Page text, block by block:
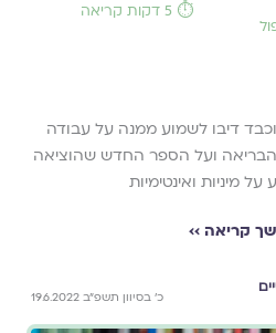
⏱️ 5 דקות קריאה
דיבו לשמוע ממנה על עבודה
הבריאה ועל הספר החדש שהוציאה
מיניות ואינטימיות
קריאה ››
כ׳ בסיוון תשפ״ב 19.6.2022